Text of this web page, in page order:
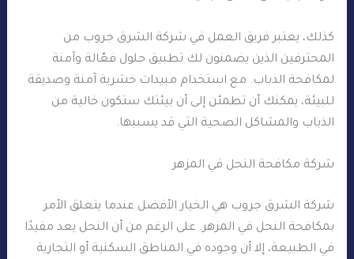
كذلك، يعتبر فريق العمل في شركة الشرق جروب من
المحترفين الذين يضمنون لك تطبيق حلول فعّالة وآمنة
لمكافحة الذباب. مع استخدام مبيدات حشرية آمنة وصديقة
للبيئة، يمكنك أن تطمئن إلى أن بيئتك ستكون خالية من
الذباب والمشاكل الصحية التي قد يسببها.
شركة مكافحة النحل في المزهر
شركة الشرق جروب هي الخيار الأفضل عندما يتعلق الأمر
بمكافحة النحل في المزهر. على الرغم من أن النحل يعد مفيدًا
في الطبيعة، إلا أن وجوده في المناطق السكنية أو التجارية